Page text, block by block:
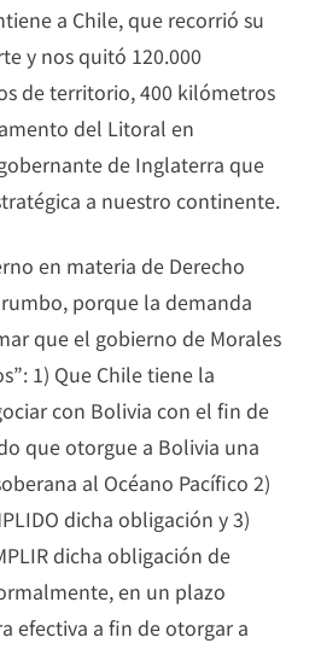
a Chile, que recorrió su
y nos quitó 120.000
de territorio, 400 kilómetros
del Litoral en
de Inglaterra que
a nuestro continente.
en materia de Derecho
porque la demanda
que el gobierno de Morales
1) Que Chile tiene la
con Bolivia con el fin de
que otorgue a Bolivia una
al Océano Pacífico 2)
dicha obligación y 3)
dicha obligación de
en un plazo
efectiva a fin de otorgar a